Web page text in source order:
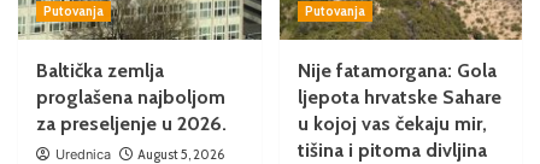
Putovanja
Baltička zemlja
proglašena najboljom
za preseljenje u 2026.
Urednica August 5, 2026
Putovanja
Nije fatamorgana: Gola
ljepota hrvatske Sahare
u kojoj vas čekaju mir,
tišina i pitoma divljina